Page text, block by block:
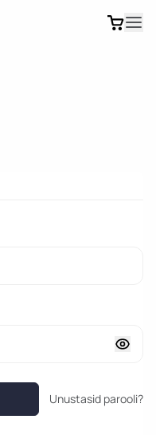
Unustasid parooli?